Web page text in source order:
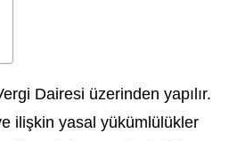
Dairesi üzerinden yapılır.
ilişkin yasal yükümlülükler